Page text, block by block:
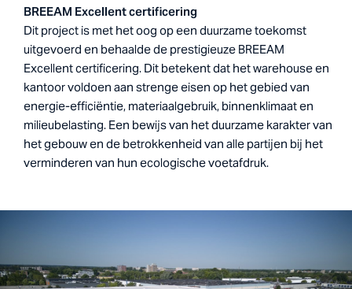
BREEAM Excellent certificering
Dit project is met het oog op een duurzame toekomst
uitgevoerd en behaalde de prestigieuze BREEAM
Excellent certificering. Dit betekent dat het warehouse en
kantoor voldoen aan strenge eisen op het gebied van
energie-efficiëntie, materiaalgebruik, binnenklimaat en
milieubelasting. Een bewijs van het duurzame karakter van
het gebouw en de betrokkenheid van alle partijen bij het
verminderen van hun ecologische voetafdruk.